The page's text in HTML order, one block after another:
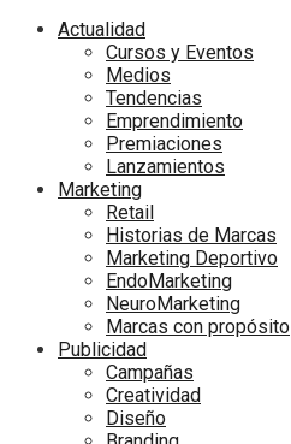
Actualidad
Cursos y Eventos
Medios
Tendencias
Emprendimiento
Premiaciones
Lanzamientos
Marketing
Retail
Historias de Marcas
Marketing Deportivo
EndoMarketing
NeuroMarketing
Marcas con propósito
Publicidad
Campañas
Creatividad
Diseño